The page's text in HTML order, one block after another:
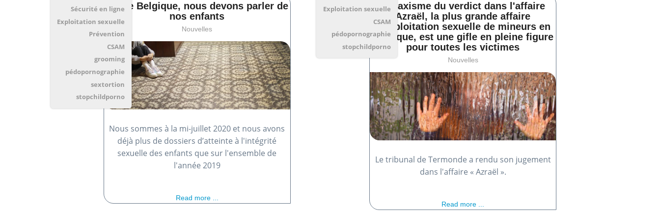
Chère Belgique, nous devons parler de
nos enfants
Nouvelles
Sécurité en ligne
Exploitation sexuelle
Prévention
CSAM
grooming
pédopornographie
sextortion
stopchildporno
Nous sommes à la mi-juillet 2020 et nous avons
déjà plus de dossiers d’atteinte à l'intégrité
sexuelle des enfants que sur l'ensemble de
l'année 2019
Read more ...
Le laxisme du verdict dans l'affaire
Azraël, la plus grande affaire
d'exploitation sexuelle de mineurs en
Belgique, est une gifle en pleine figure
pour toutes les victimes
Nouvelles
Exploitation sexuelle
CSAM
pédopornographie
stopchildporno
Le tribunal de Termonde a rendu son jugement
dans l'affaire « Azraël ».
Read more ...